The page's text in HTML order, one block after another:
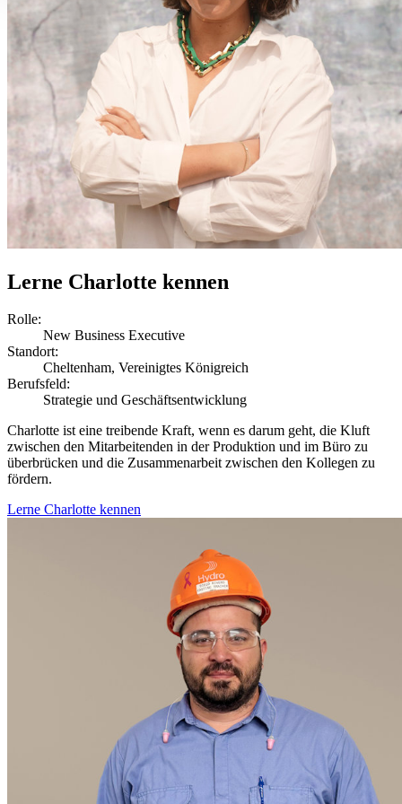
Lerne Charlotte kennen
Rolle:
New Business Executive
Standort:
Cheltenham, Vereinigtes Königreich
Berufsfeld:
Strategie und Geschäftsentwicklung
Charlotte ist eine treibende Kraft, wenn es darum geht, die Kluft
zwischen den Mitarbeitenden in der Produktion und im Büro zu
überbrücken und die Zusammenarbeit zwischen den Kollegen zu
fördern.
Lerne Charlotte kennen